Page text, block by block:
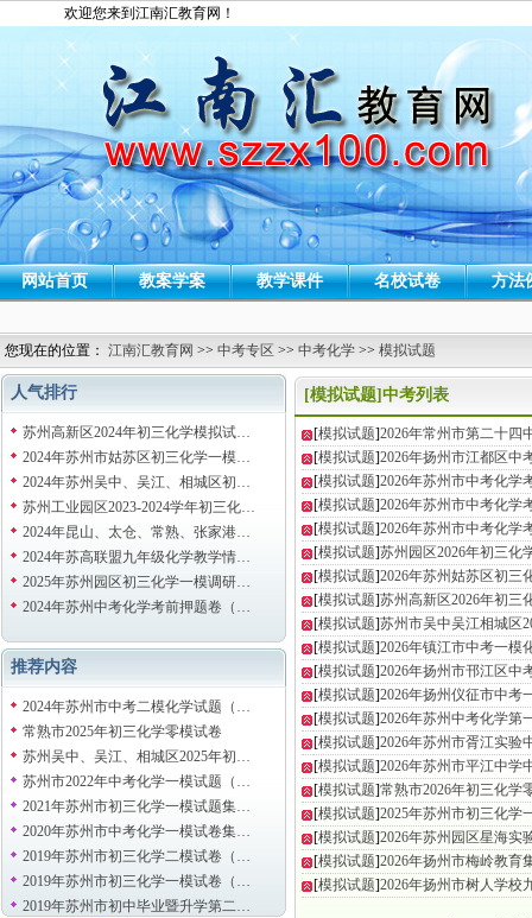
欢迎您来到江南汇教育网！
网站首页 教案学案 教学课件 名校试卷 方法
您现在的位置： 江南汇教育网 >> 中考专区 >> 中考化学 >> 模拟试题
人气排行
苏州高新区2024年初三化学模拟试…
2024年苏州市姑苏区初三化学一模…
2024年苏州吴中、吴江、相城区初…
苏州工业园区2023-2024学年初三化…
2024年昆山、太仓、常熟、张家港…
2024年苏高联盟九年级化学教学情…
2025年苏州园区初三化学一模调研…
2024年苏州中考化学考前押题卷（…
推荐内容
2024年苏州市中考二模化学试题（…
常熟市2025年初三化学零模试卷
苏州吴中、吴江、相城区2025年初…
苏州市2022年中考化学一模试题（…
2021年苏州市初三化学一模试题集…
2020年苏州市中考化学一模试卷集…
2019年苏州市初三化学二模试卷（…
2019年苏州市初三化学一模试卷（…
2019年苏州市初中毕业暨升学第二…
[模拟试题]中考列表
[模拟试题]2026年常州市第二十
[模拟试题]2026年扬州市江都区
[模拟试题]2026年苏州市中考化学
[模拟试题]2026年苏州市中考化学
[模拟试题]2026年苏州市中考化学
[模拟试题]苏州园区2026年初三化
[模拟试题]2026年苏州姑苏区初三
[模拟试题]苏州高新区2026年初三
[模拟试题]苏州市吴中吴江相城区
[模拟试题]2026年镇江市中考一模
[模拟试题]2026年扬州市邗江区
[模拟试题]2026年扬州仪征市中
[模拟试题]2026年苏州中考化学
[模拟试题]2026年苏州市胥江实
[模拟试题]2026年苏州市平江中
[模拟试题]常熟市2026年初三化学
[模拟试题]2025年苏州市初三化学
[模拟试题]2026年苏州园区星海
[模拟试题]2026年扬州市梅岭教
[模拟试题]2026年扬州市树人学